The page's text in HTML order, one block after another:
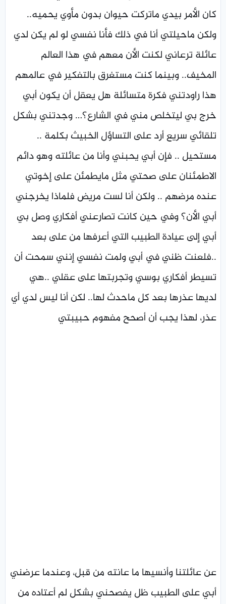
كان الأمر بيدي ماتركت حيوان بدون مأوي يحميه..
ولكن ماحيلتي أنا في ذلك فأنا نفسي لو لم يكن لدي
عائلة ترعاني لكنت الأن معهم في هذا العالم
المخيف.. وبينما كنت مستغرق بالتفكير في عالمهم
هذا راودتني فكرة متسائلة هل يعقل أن يكون أبي
خرج بي ليتخلص مني في الشارع؟… وجدتني بشكل
تلقائي سريع أرد على التساؤل الخبيث بكلمة ..
مستحيل .. فإن أبي يحبني وأنا من عائلته وهو دائم
الاطمئنان على صحتي مثل مايطمئن على إخوتي
عنده مرضهم .. ولكن أنا لست مريض فلماذا يخرجني
أبي الأن؟ وفي حين كانت تصارعني أفكاري وصل بي
أبي إلى عيادة الطبيب التي أعرفها من على بعد
..فلعنت ظني في أبي ولمت نفسي إنني سمحت أن
تسيطر أفكاري بوسي وتجربتها على عقلي ..هي
لديها عذرها بعد كل ماحدث لها.. لكن أنا ليس لدي أي
عذر، لهذا يجب أن أصحح مفهوم حبيبتي
عن عائلتنا وأنسيها ما عانته من قبل، وعندما عرضني
أبي على الطبيب ظل يفصحني بشكل لم أعتاده من